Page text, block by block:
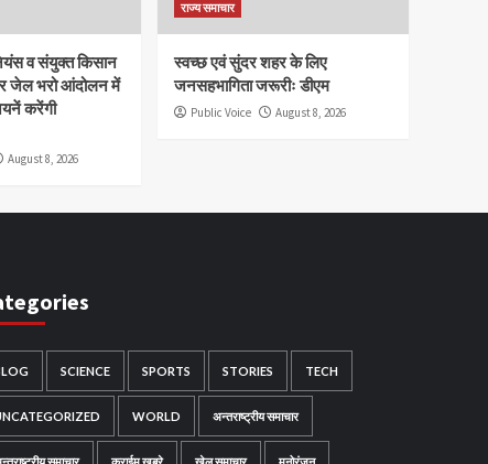
व संयुक्त किसान
जेल भरो आंदोलन में
करेंगी
August 8, 2026
राज्य समाचार
स्वच्छ एवं सुंदर शहर के लिए
जनसहभागिता जरूरीः डीएम
Public Voice August 8, 2026
SCIENCE SPORTS STORIES TECH
WORLD अन्तराष्ट्रीय समाचार
समाचार क्राईम खबरे खेल समाचार मनोरंजन